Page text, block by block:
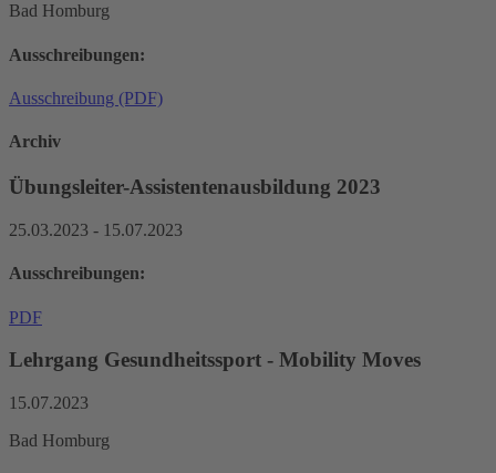
Bad Homburg
Ausschreibungen:
Ausschreibung (PDF)
Archiv
Übungsleiter-Assistentenausbildung 2023
25.03.2023 - 15.07.2023
Ausschreibungen:
PDF
Lehrgang Gesundheitssport - Mobility Moves
15.07.2023
Bad Homburg